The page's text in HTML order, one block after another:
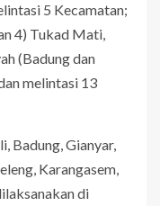
5 Kecamatan;
4) Tukad Mati,
(Badung dan
melintasi 13
Badung, Gianyar,
Karangasem,
di